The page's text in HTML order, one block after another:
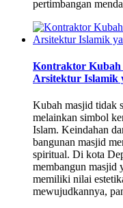
pertimbangan
Kontraktor Kubah
Arsitektur Islamik
Kubah masjid tidak
melainkan simbol
Islam. Keindahan
bangunan masjid
spiritual. Di kota
membangun masjid
memiliki nilai
mewujudkannya,